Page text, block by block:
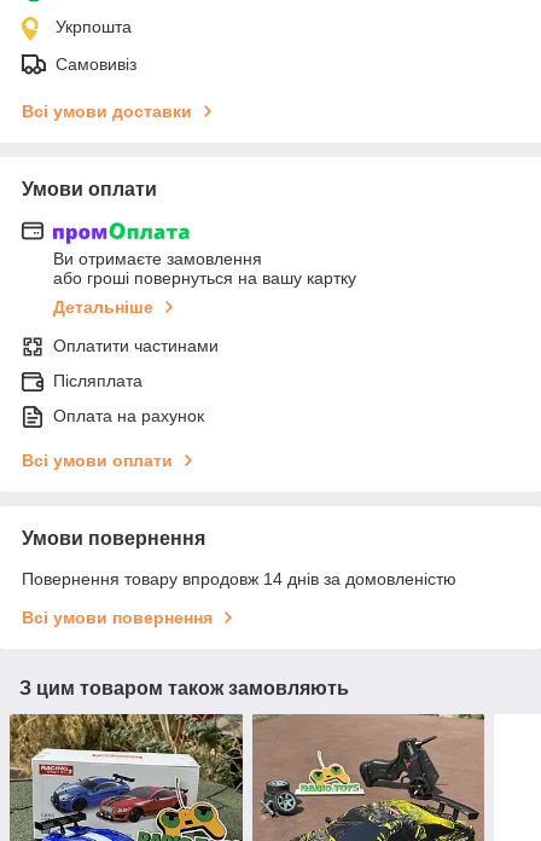
Укрпошта
Самовивіз
Всі умови доставки
Умови оплати
Ви отримаєте замовлення
або гроші повернуться на вашу картку
Детальніше
Оплатити частинами
Післяплата
Оплата на рахунок
Всі умови оплати
Умови повернення
Повернення товару впродовж 14 днів за домовленістю
Всі умови повернення
З цим товаром також замовляють